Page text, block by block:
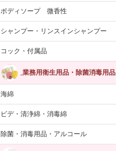
ボディソープ 微香性
シャンプー・リンスインシャンプー
コック・付属品
業務用衛生用品・除菌消毒用品
海綿
ビデ・清浄綿・消毒綿
除菌・消毒用品・アルコール